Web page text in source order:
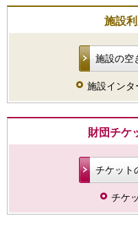
施設
施設の空
施設インタ
財団チケ
チケット
チケ